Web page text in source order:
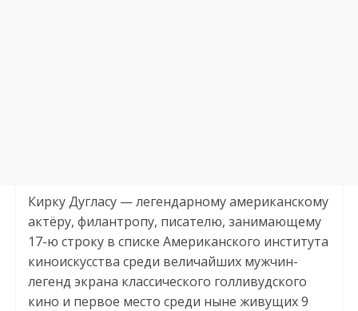
Кирку Дугласу — легендарному американскому
актёру, филантропу, писателю, занимающему
17-ю строку в списке Американского института
киноискусства среди величайших мужчин-
легенд экрана классического голливудского
кино и первое место среди ныне живущих 9